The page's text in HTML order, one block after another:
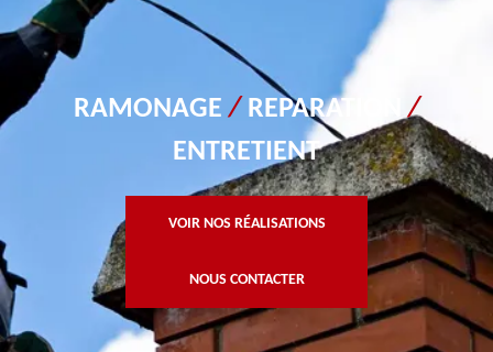
RAMONAGE/ REPARATION/
ENTRETIENT
VOIR NOS RÉALISATIONS
NOUS CONTACTER